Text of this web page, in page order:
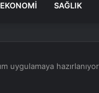
EKONOMI SAĞLIK
uygulamaya hazırlanıyor